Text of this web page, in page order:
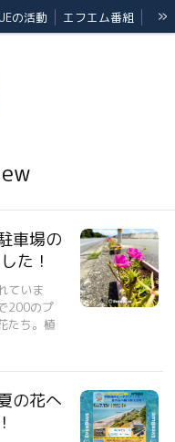
の活動
エフエム番組
»
車場の
た！
ていま
200のプ
たち。植
の花へ